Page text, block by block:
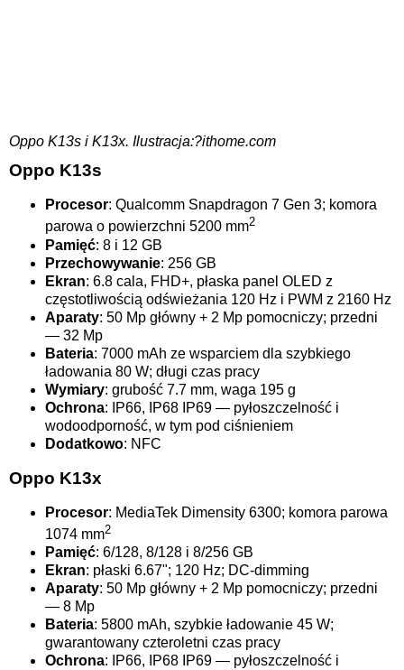
Oppo K13s i K13x. Ilustracja:?ithome.com
Oppo K13s
Procesor: Qualcomm Snapdragon 7 Gen 3; komora
parowa o powierzchni 5200 mm2
Pamięć: 8 i 12 GB
Przechowywanie: 256 GB
Ekran: 6.8 cala, FHD+, płaska panel OLED z
częstotliwością odświeżania 120 Hz i PWM z 2160 Hz
Aparaty: 50 Mp główny + 2 Mp pomocniczy; przedni
— 32 Mp
Bateria: 7000 mAh ze wsparciem dla szybkiego
ładowania 80 W; długi czas pracy
Wymiary: grubość 7.7 mm, waga 195 g
Ochrona: IP66, IP68 IP69 — pyłoszczelność i
wodoodporność, w tym pod ciśnieniem
Dodatkowo: NFC
Oppo K13x
Procesor: MediaTek Dimensity 6300; komora parowa
1074 mm2
Pamięć: 6/128, 8/128 i 8/256 GB
Ekran: płaski 6.67"; 120 Hz; DC-dimming
Aparaty: 50 Mp główny + 2 Mp pomocniczy; przedni
— 8 Mp
Bateria: 5800 mAh, szybkie ładowanie 45 W;
gwarantowany czteroletni czas pracy
Ochrona: IP66, IP68 IP69 — pyłoszczelność i